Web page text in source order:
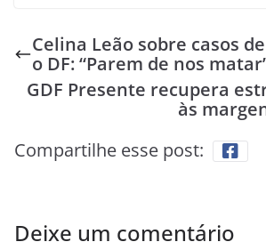
Celina Leão sobre casos
o DF: “Parem de nos
GDF Presente recupera
às
Compartilhe esse post:
Deixe um comentário